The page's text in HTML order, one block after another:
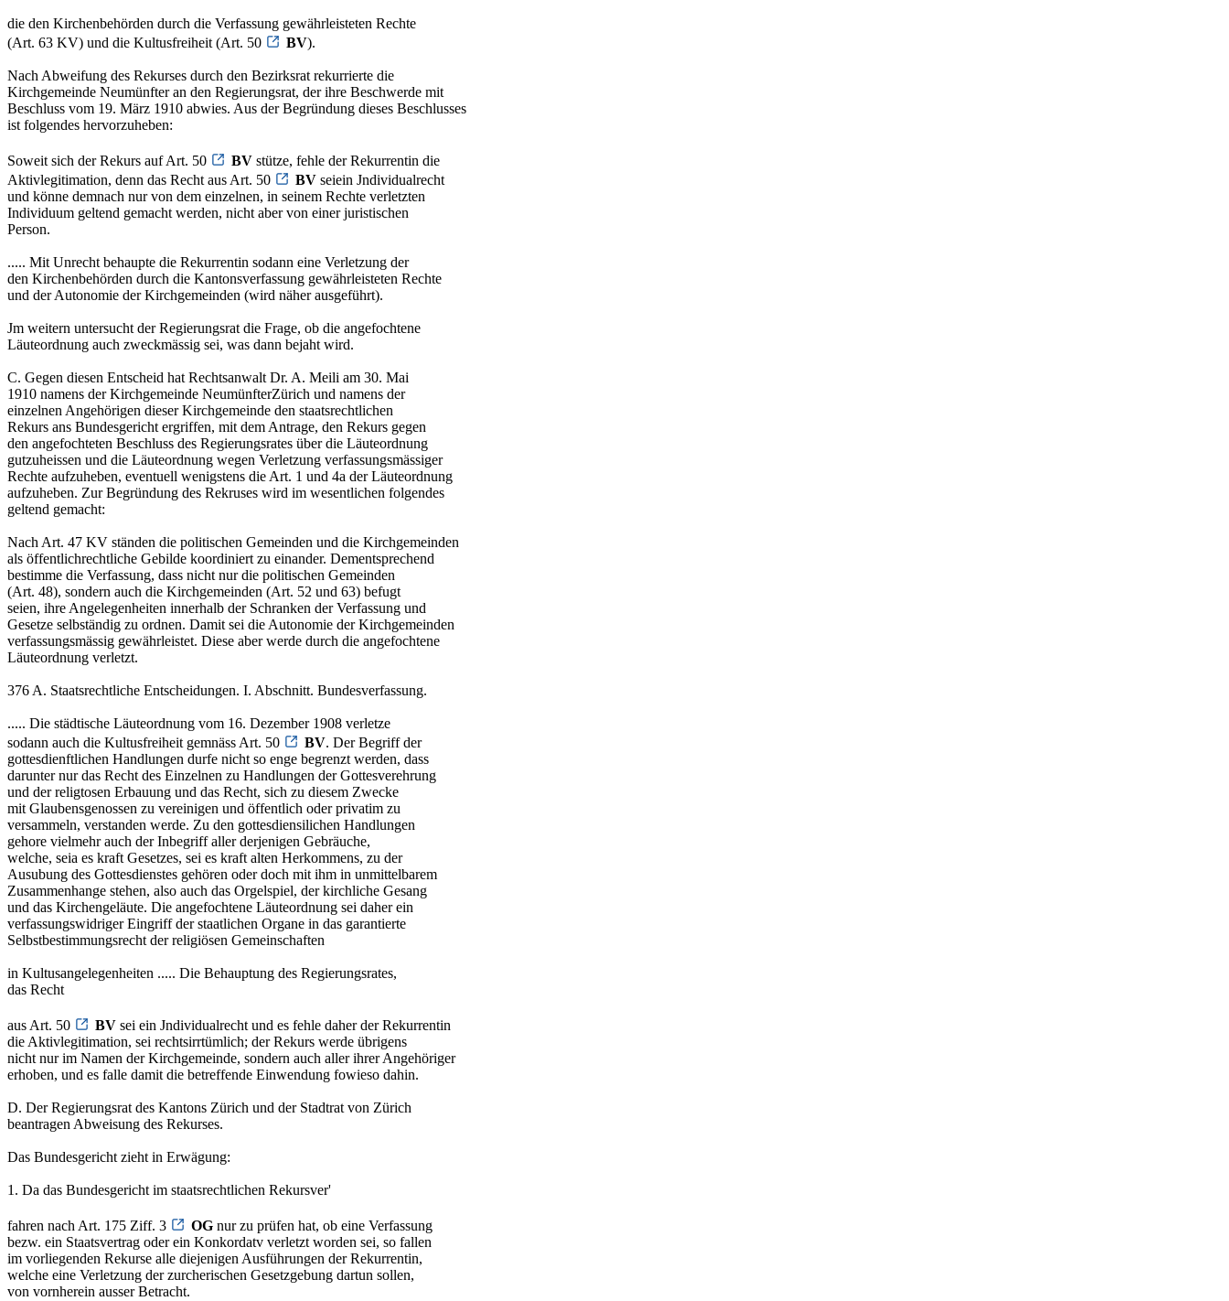
die den Kirchenbehörden durch die Verfassung gewährleisteten Rechte
(Art. 63 KV) und die Kultusfreiheit (Art. 50
BV).
Nach Abweifung des Rekurses durch den Bezirksrat rekurrierte die
Kirchgemeinde Neumünfter an den Regierungsrat, der ihre Beschwerde mit
Beschluss vom 19. März 1910 abwies. Aus der Begründung dieses Beschlusses
ist folgendes hervorzuheben:
Soweit sich der Rekurs auf Art. 50 BV stütze, fehle der Rekurrentin die
Aktivlegitimation, denn das Recht aus Art. 50
BV seiein Jndividualrecht
und könne demnach nur von dem einzelnen, in seinem Rechte verletzten
Individuum geltend gemacht werden, nicht aber von einer juristischen
Person.
..... Mit Unrecht behaupte die Rekurrentin sodann eine Verletzung der
den Kirchenbehörden durch die Kantonsverfassung gewährleisteten Rechte
und der Autonomie der Kirchgemeinden (wird näher ausgeführt).
Jm weitern untersucht der Regierungsrat die Frage, ob die angefochtene
Läuteordnung auch zweckmässig sei, was dann bejaht wird.
C. Gegen diesen Entscheid hat Rechtsanwalt Dr. A. Meili am 30. Mai
1910 namens der Kirchgemeinde NeumünfterZürich und namens der
einzelnen Angehörigen dieser Kirchgemeinde den staatsrechtlichen
Rekurs ans Bundesgericht ergriffen, mit dem Antrage, den Rekurs gegen
den angefochteten Beschluss des Regierungsrates über die Läuteordnung
gutzuheissen und die Läuteordnung wegen Verletzung verfassungsmässiger
Rechte aufzuheben, eventuell wenigstens die Art. 1 und 4a der Läuteordnung
aufzuheben. Zur Begründung des Rekruses wird im wesentlichen folgendes
geltend gemacht:
Nach Art. 47 KV ständen die politischen Gemeinden und die Kirchgemeinden
als öffentlichrechtliche Gebilde koordiniert zu einander. Dementsprechend
bestimme die Verfassung, dass nicht nur die politischen Gemeinden
(Art. 48), sondern auch die Kirchgemeinden (Art. 52 und 63) befugt
seien, ihre Angelegenheiten innerhalb der Schranken der Verfassung und
Gesetze selbständig zu ordnen. Damit sei die Autonomie der Kirchgemeinden
verfassungsmässig gewährleistet. Diese aber werde durch die angefochtene
Läuteordnung verletzt.
376 A. Staatsrechtliche Entscheidungen. I. Abschnitt. Bundesverfassung.
..... Die städtische Läuteordnung vom 16. Dezember 1908 verletze
sodann auch die Kultusfreiheit gemnäss Art. 50
BV. Der Begriff der
gottesdienftlichen Handlungen durfe nicht so enge begrenzt werden, dass
darunter nur das Recht des Einzelnen zu Handlungen der Gottesverehrung
und der religtosen Erbauung und das Recht, sich zu diesem Zwecke
mit Glaubensgenossen zu vereinigen und öffentlich oder privatim zu
versammeln, verstanden werde. Zu den gottesdiensilichen Handlungen
gehore vielmehr auch der Inbegriff aller derjenigen Gebräuche,
welche, seia es kraft Gesetzes, sei es kraft alten Herkommens, zu der
Ausubung des Gottesdienstes gehören oder doch mit ihm in unmittelbarem
Zusammenhange stehen, also auch das Orgelspiel, der kirchliche Gesang
und das Kirchengeläute. Die angefochtene Läuteordnung sei daher ein
verfassungswidriger Eingriff der staatlichen Organe in das garantierte
Selbstbestimmungsrecht der religiösen Gemeinschaften
in Kultusangelegenheiten ..... Die Behauptung des Regierungsrates,
das Recht
aus Art. 50 BV sei ein Jndividualrecht und es fehle daher der Rekurrentin
die Aktivlegitimation, sei rechtsirrtümlich; der Rekurs werde übrigens
nicht nur im Namen der Kirchgemeinde, sondern auch aller ihrer Angehöriger
erhoben, und es falle damit die betreffende Einwendung fowieso dahin.
D. Der Regierungsrat des Kantons Zürich und der Stadtrat von Zürich
beantragen Abweisung des Rekurses.
Das Bundesgericht zieht in Erwägung:
1. Da das Bundesgericht im staatsrechtlichen Rekursver'
fahren nach Art. 175 Ziff. 3 OG nur zu prüfen hat, ob eine Verfassung
bezw. ein Staatsvertrag oder ein Konkordatv verletzt worden sei, so fallen
im vorliegenden Rekurse alle diejenigen Ausführungen der Rekurrentin,
welche eine Verletzung der zurcherischen Gesetzgebung dartun sollen,
von vornherein ausser Betracht.